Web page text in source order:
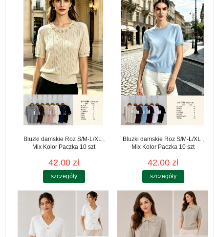
Bluzki damskie Roz S/M-L/XL ,
Mix Kolor Paczka 10 szt
42.00 zł
szczegóły
Bluzki damskie Roz S/M-L/XL ,
Mix Kolor Paczka 10 szt
42.00 zł
szczegóły